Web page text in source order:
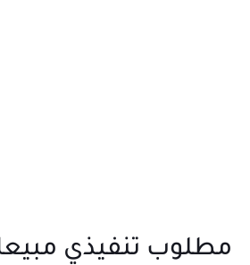
مطلوب تنفيذي